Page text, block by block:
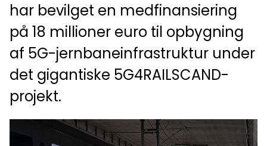
har bevilget en medfinansiering
på 18 millioner euro til opbygning
af 5G-jernbaneinfrastruktur under
det gigantiske 5G4RAILSCAND-
projekt.